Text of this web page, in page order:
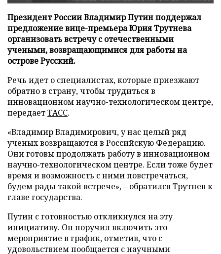
Президент России Владимир Путин поддержал
предложение вице-премьера Юрия Трутнева
организовать встречу с отечественными
учеными, возвращающимися для работы на
острове Русский.
Речь идет о специалистах, которые приезжают
обратно в страну, чтобы трудиться в
инновационном научно-технологическом центре,
передаетТАСС.
«Владимир Владимирович, у нас целый ряд
ученых возвращаются в Российскую Федерацию.
Они готовы продолжать работу в инновационном
научно-технологическом центре. Если тоже будет
время и возможность с ними повстречаться,
будем рады такой встрече», – обратился Трутнев к
главе государства.
Путин с готовностью откликнулся на эту
инициативу. Он поручил включить это
мероприятие в график, отметив, что с
удовольствием пообщается с научными